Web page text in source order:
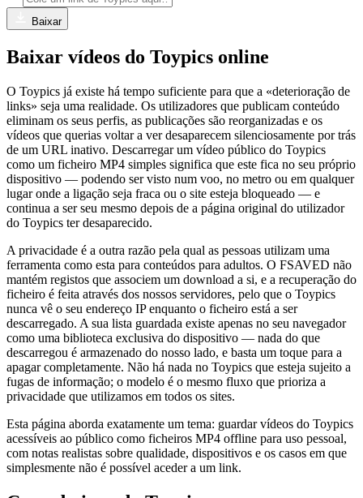
Baixar
Baixar vídeos do Toypics online
O Toypics já existe há tempo suficiente para que a «deterioração de
links» seja uma realidade. Os utilizadores que publicam conteúdo
eliminam os seus perfis, as publicações são reorganizadas e os
vídeos que querias voltar a ver desaparecem silenciosamente por trás
de um URL inativo. Descarregar um vídeo público do Toypics
como um ficheiro MP4 simples significa que este fica no seu próprio
dispositivo — podendo ser visto num voo, no metro ou em qualquer
lugar onde a ligação seja fraca ou o site esteja bloqueado — e
continua a ser seu mesmo depois de a página original do utilizador
do Toypics ter desaparecido.
A privacidade é a outra razão pela qual as pessoas utilizam uma
ferramenta como esta para conteúdos para adultos. O FSAVED não
mantém registos que associem um download a si, e a recuperação do
ficheiro é feita através dos nossos servidores, pelo que o Toypics
nunca vê o seu endereço IP enquanto o ficheiro está a ser
descarregado. A sua lista guardada existe apenas no seu navegador
como uma biblioteca exclusiva do dispositivo — nada do que
descarregou é armazenado do nosso lado, e basta um toque para a
apagar completamente. Não há nada no Toypics que esteja sujeito a
fugas de informação; o modelo é o mesmo fluxo que prioriza a
privacidade que utilizamos em todos os sites.
Esta página aborda exatamente um tema: guardar vídeos do Toypics
acessíveis ao público como ficheiros MP4 offline para uso pessoal,
com notas realistas sobre qualidade, dispositivos e os casos em que
simplesmente não é possível aceder a um link.